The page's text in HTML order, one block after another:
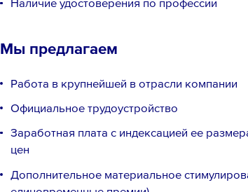
Мы предлагаем
Работа в крупнейшей в отрасли компании
Официальное трудоустройство
Заработная плата с индексацией ее
цен
Дополнительное материальное